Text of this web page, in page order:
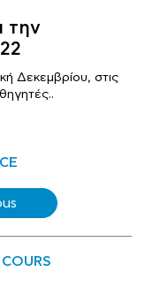
την
Δεκεμβρίου, στις